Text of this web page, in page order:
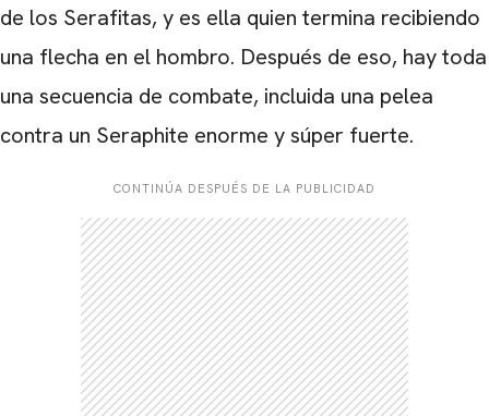
de los Serafitas, y es ella quien termina recibiendo
una flecha en el hombro. Después de eso, hay toda
una secuencia de combate, incluida una pelea
contra un Seraphite enorme y súper fuerte.
CONTINÚA DESPUÉS DE LA PUBLICIDAD